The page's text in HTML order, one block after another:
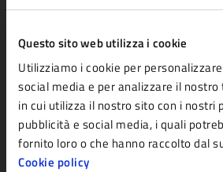
Questo sito web utilizza i cookie
Utilizziamo i cookie per
social media e per analizzare il
in cui utilizza il nostro sito con i nostri
pubblicità e social media, i quali
fornito loro o che hanno raccolto dal
Cookie policy
CATEGORIE DI SERVIZIO
Agricoltura e pesca
Ambiente
Anagrafe e stato civile
Appalti pubblici